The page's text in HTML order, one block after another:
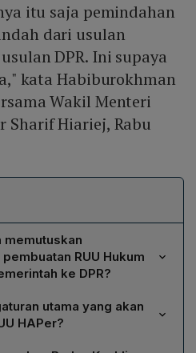
itu saja pemindahan
dari usulan
DPR. Ini supaya
kata Habiburokhman
Wakil Menteri
Sharif Hiariej, Rabu
memutuskan
RUU Hukum
ke DPR?
dilakukan agar proses
dapat berjalan lebih cepat.
utama yang akan
HAPer?
14 pokok pengaturan,